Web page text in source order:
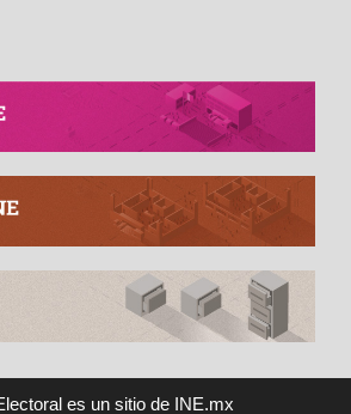
es un sitio de INE.mx